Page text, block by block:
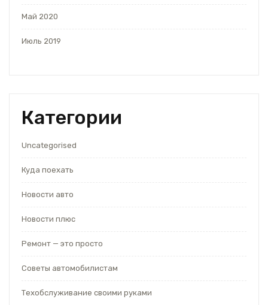
Май 2020
Июль 2019
Категории
Uncategorised
Куда поехать
Новости авто
Новости плюс
Ремонт — это просто
Советы автомобилистам
Техобслуживание своими руками